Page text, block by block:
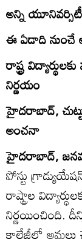
అన్ని
ఈ ఏడాది నుంచే
రాష్ట్ర
నిర్ణయం
హైదరాబాద్‌,
అంచనా
హైదరాబాద్‌,
పోస్టు
రాష్ట్రాల
నిర్ణయించింది.
కాలేజీల్లో అమలు